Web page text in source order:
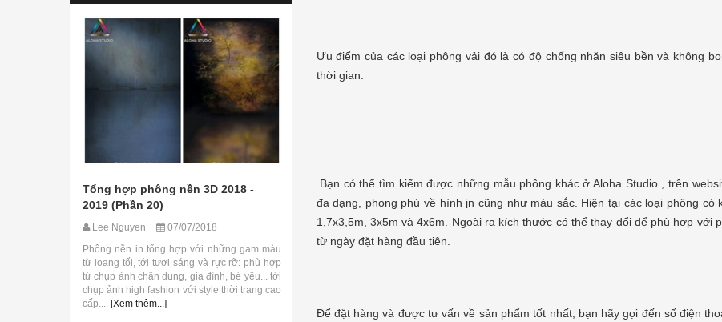
Tổng hợp phông nền 3D 2018 -
2019 (Phần 20)
Lee Nguyen
07/07/2018
Phông nền in tổng hợp với những gam màu
từ loang tối, tới tươi sáng và rực rỡ: phù hợp
từ chụp ảnh chân dung, gia đình, bé yêu... tới
chụp ảnh high fashion với style thời trang cao
cấp....[Xem thêm...]
Tổng hợp phông nền 3D 2018 -
2019 (Phần 19)
Lee Nguyen
07/07/2018
Phông nền với màu sắc truyền thống của
Tổng hợp phông nền 3D 2018 -
2019 (Phần 18)
Lee Nguyen
07/07/2018
Ưu điểm của các loại phông vải đó là có độ chống nhăn siêu bền và không
thời gian.
Bạn có thể tìm kiếm được những mẫu phông khác ở Aloha Studio , trên
đa dạng, phong phú về hình ịn cũng như màu sắc. Hiện tại các loại phông có
1,7x3,5m, 3x5m và 4x6m. Ngoài ra kích thước có thể thay đổi để phù hợp với
từ ngày đặt hàng đầu tiên.
Để đặt hàng và được tư vấn về sản phẩm tốt nhất, bạn hãy gọi đến số điện